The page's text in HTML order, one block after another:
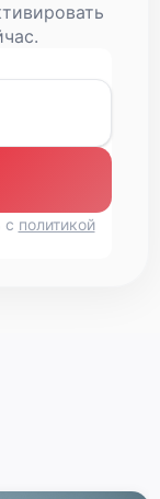
650 р
с политикой